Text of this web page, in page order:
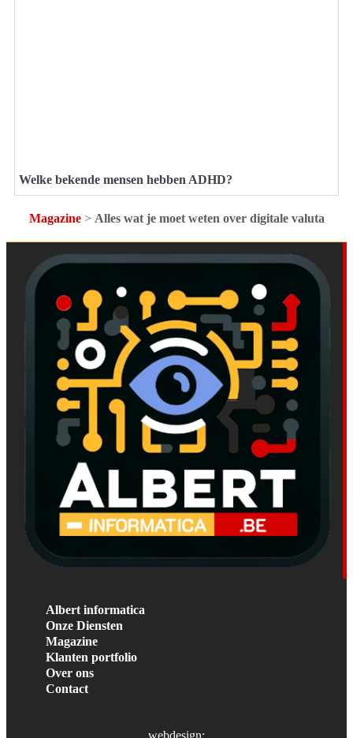
Welke bekende mensen hebben ADHD?
Magazine> Alles wat je moet weten over digitale valuta
Albert informatica
Onze Diensten
Magazine
Klanten portfolio
Over ons
Contact